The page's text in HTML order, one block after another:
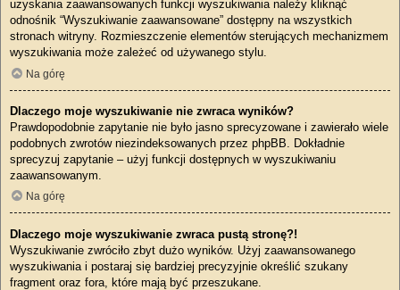
uzyskania zaawansowanych funkcji wyszukiwania należy kliknąć
odnośnik “Wyszukiwanie zaawansowane” dostępny na wszystkich
stronach witryny. Rozmieszczenie elementów sterujących mechanizmem
wyszukiwania może zależeć od używanego stylu.
Na górę
Dlaczego moje wyszukiwanie nie zwraca wyników?
Prawdopodobnie zapytanie nie było jasno sprecyzowane i zawierało wiele
podobnych zwrotów niezindeksowanych przez phpBB. Dokładnie
sprecyzuj zapytanie – użyj funkcji dostępnych w wyszukiwaniu
zaawansowanym.
Na górę
Dlaczego moje wyszukiwanie zwraca pustą stronę?!
Wyszukiwanie zwróciło zbyt dużo wyników. Użyj zaawansowanego
wyszukiwania i postaraj się bardziej precyzyjnie określić szukany
fragment oraz fora, które mają być przeszukane.